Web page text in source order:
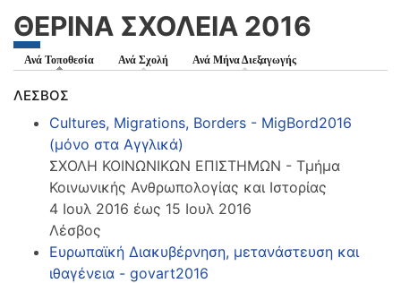
ΘΕΡΙΝΑ ΣΧΟΛΕΙΑ 2016
Ανά Τοποθεσία (ενεργή καρτέλα)
Ανά Σχολή Ανά Μήνα Διεξαγωγής
ΛΕΣΒΟΣ
Cultures, Migrations, Borders - MigBord2016
(μόνο στα Αγγλικά)
ΣΧΟΛΗ ΚΟΙΝΩΝΙΚΩΝ ΕΠΙΣΤΗΜΩΝ - Τμήμα
Κοινωνικής Ανθρωπολογίας και Ιστορίας
4 Ιουλ 2016 έως 15 Ιουλ 2016
Λέσβος
Ευρωπαϊκή Διακυβέρνηση, μετανάστευση και
ιθαγένεια - govart2016